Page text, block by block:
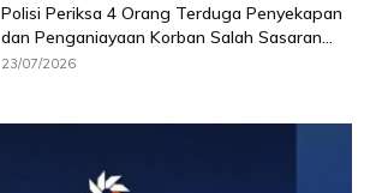
Polisi Periksa 4 Orang Terduga Penyekapan
dan Penganiayaan Korban Salah Sasaran...
23/07/2026